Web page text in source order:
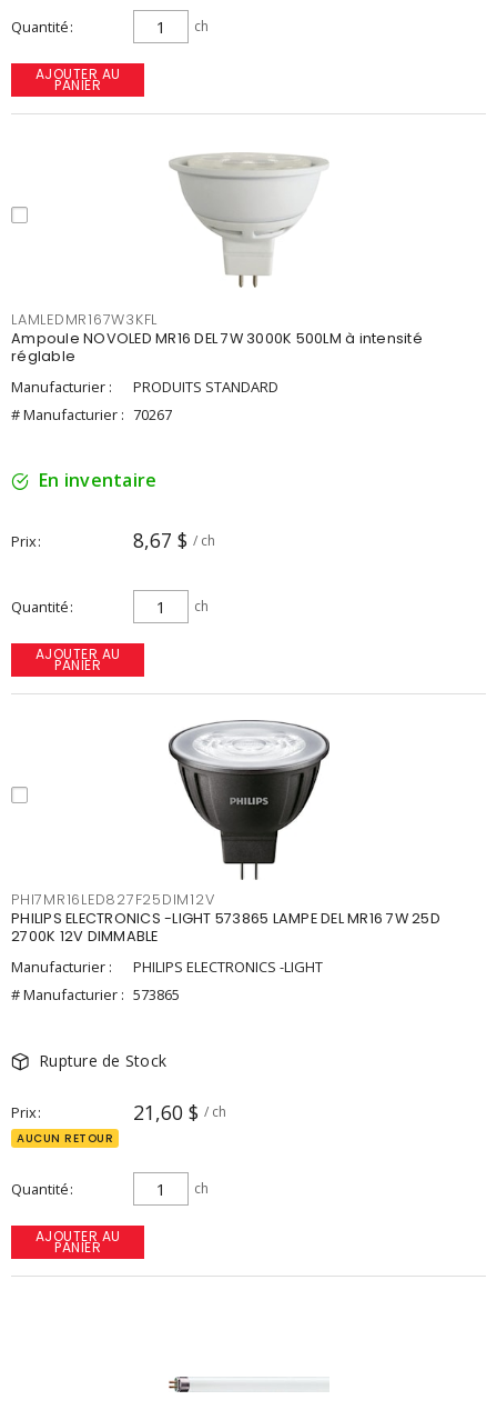
Quantité ch
AJOUTER AU
PANIER
LAMLEDMR167W3KFL
Ampoule NOVOLED MR16 DEL 7W 3000K 500LM à intensité
réglable
Manufacturier :
PRODUITS STANDARD
# Manufacturier : 70267
En inventaire
Prix 8,67 $ / ch
Quantité ch
AJOUTER AU
PANIER
PHI7MR16LED827F25DIM12V
PHILIPS ELECTRONICS -LIGHT 573865 LAMPE DEL MR16 7W 25D
2700K 12V DIMMABLE
Manufacturier :
PHILIPS ELECTRONICS -LIGHT
# Manufacturier : 573865
Rupture de Stock
Prix 21,60 $ / ch
AUCUN RETOUR
Quantité ch
AJOUTER AU
PANIER